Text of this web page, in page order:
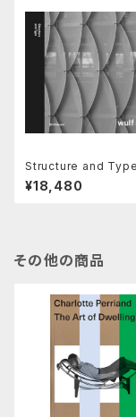
Structure and Type
¥18,480
その他の商品